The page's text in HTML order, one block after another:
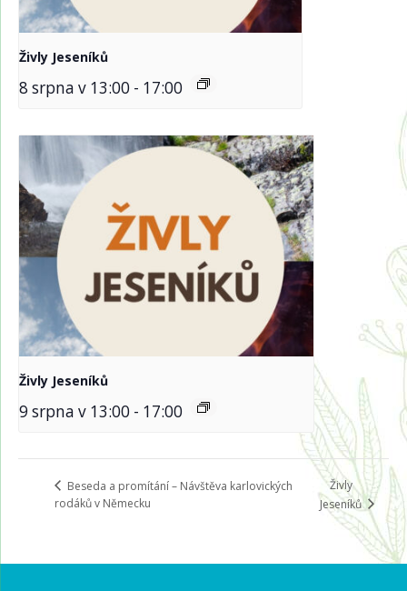
Živly Jeseníků
8 srpna v 13:00 - 17:00
Živly Jeseníků
9 srpna v 13:00 - 17:00
Beseda a promítání – Návštěva karlovických
rodáků v Německu
Živly
Jeseníků